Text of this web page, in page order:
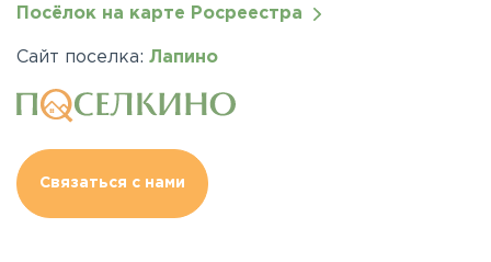
Посёлок на карте Росреестра
Сайт поселка: Лапино
Связаться с нами